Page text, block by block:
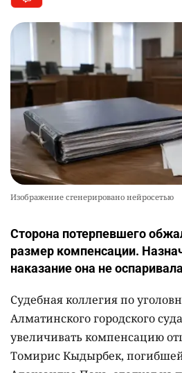
Изображение сгенерировано нейросетью
Сторона потерпевшего
размер компенсации.
наказание она не
Судебная коллегия по
Алматинского городского
увеличивать компенсацию
Томирис Кыдырбек,